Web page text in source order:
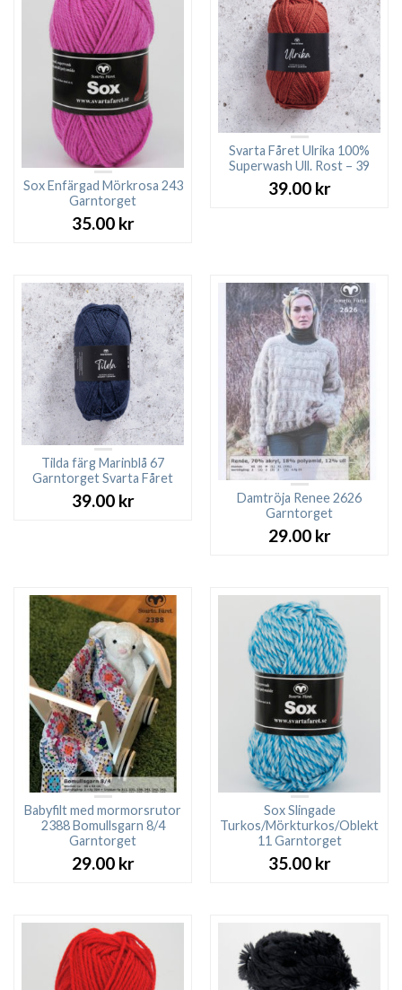
Sox Enfärgad Mörkrosa 243
Garntorget
35.00 kr
Svarta Fåret Ulrika 100%
Superwash Ull. Rost – 39
39.00 kr
Tilda färg Marinblå 67
Garntorget Svarta Fåret
39.00 kr
Damtröja Renee 2626
Garntorget
29.00 kr
Babyfilt med mormorsrutor
2388 Bomullsgarn 8/4
Garntorget
29.00 kr
Sox Slingade
Turkos/Mörkturkos/Oblekt
11 Garntorget
35.00 kr